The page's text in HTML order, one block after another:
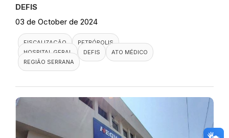
DEFIS
03 de October de 2024
FISCALIZAÇÃO
PETRÓPOLIS
HOSPITAL GERAL
DEFIS
ATO MÉDICO
REGIÃO SERRANA